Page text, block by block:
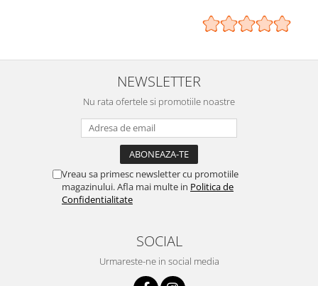
NEWSLETTER
Nu rata ofertele si promotiile noastre
Vreau sa primesc newsletter cu promotiile
magazinului. Afla mai multe in Politica de
Confidentialitate
SOCIAL
Urmareste-ne in social media